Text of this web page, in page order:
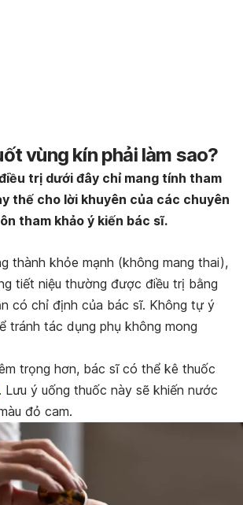
vùng kín phải làm sao?
trị dưới đây chỉ mang tính tham
thế cho lời khuyên của các chuyên
tham khảo ý kiến bác sĩ.
thành khỏe mạnh (không mang thai),
tiết niệu thường được điều trị bằng
có chỉ định của bác sĩ. Không tự ý
tránh tác dụng phụ không mong
trọng hơn, bác sĩ có thể kê thuốc
. Lưu ý uống thuốc này sẽ khiến nước
đỏ cam.